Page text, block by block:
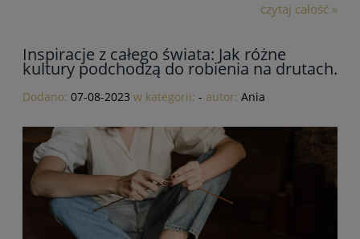
czytaj całość »
Inspiracje z całego świata: Jak różne
kultury podchodzą do robienia na drutach.
Dodano: 07-08-2023 w kategorii: - autor: Ania